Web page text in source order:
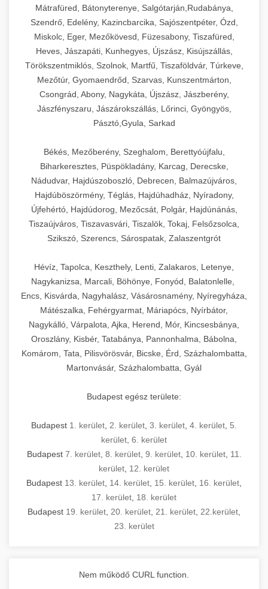
Mátrafüred, Bátonyterenye, Salgótarján,Rudabánya,
Szendrő, Edelény, Kazincbarcika, Sajószentpéter, Ózd,
Miskolc, Eger, Mezőkövesd, Füzesabony, Tiszafüred,
Heves, Jászapáti, Kunhegyes, Újszász, Kisújszállás,
Törökszentmiklós, Szolnok, Martfű, Tiszaföldvár, Túrkeve,
Mezőtúr, Gyomaendrőd, Szarvas, Kunszentmárton,
Csongrád, Abony, Nagykáta, Újszász, Jászberény,
Jászfényszaru, Jászárokszállás, Lőrinci, Gyöngyös,
Pásztó,Gyula, Sarkad
Békés, Mezőberény, Szeghalom, Berettyóújfalu,
Biharkeresztes, Püspökladány, Karcag, Derecske,
Nádudvar, Hajdúszoboszló, Debrecen, Balmazújváros,
Hajdúböszörmény, Téglás, Hajdúhadház, Nyíradony,
Újfehértó, Hajdúdorog, Mezőcsát, Polgár, Hajdúnánás,
Tiszaújváros, Tiszavasvári, Tiszalök, Tokaj, Felsőzsolca,
Szikszó, Szerencs, Sárospatak, Zalaszentgrót
Hévíz, Tapolca, Keszthely, Lenti, Zalakaros, Letenye,
Nagykanizsa, Marcali, Böhönye, Fonyód, Balatonlelle,
Encs, Kisvárda, Nagyhalász, Vásárosnamény, Nyíregyháza,
Mátészalka, Fehérgyarmat, Máriapócs, Nyírbátor,
Nagykálló, Várpalota, Ajka, Herend, Mór, Kincsesbánya,
Oroszlány, Kisbér, Tatabánya, Pannonhalma, Bábolna,
Komárom, Tata, Pilisvörösvár, Bicske, Érd, Százhalombatta,
Martonvásár, Százhalombatta, Gyál
Budapest egész területe:
Budapest 1. kerület 2. kerület 3. kerület 4. kerület 5.
kerület 6. kerület
Budapest 7. kerület, 8. kerület, 9. kerület, 10. kerület, 11.
kerület 12. kerület
Budapest 13. kerület 14. kerület 15. kerület 16. kerület
17. kerület 18. kerület
Budapest 19. kerület 20. kerület 21. kerület 22.kerület
23. kerület
Nem működő CURL function.